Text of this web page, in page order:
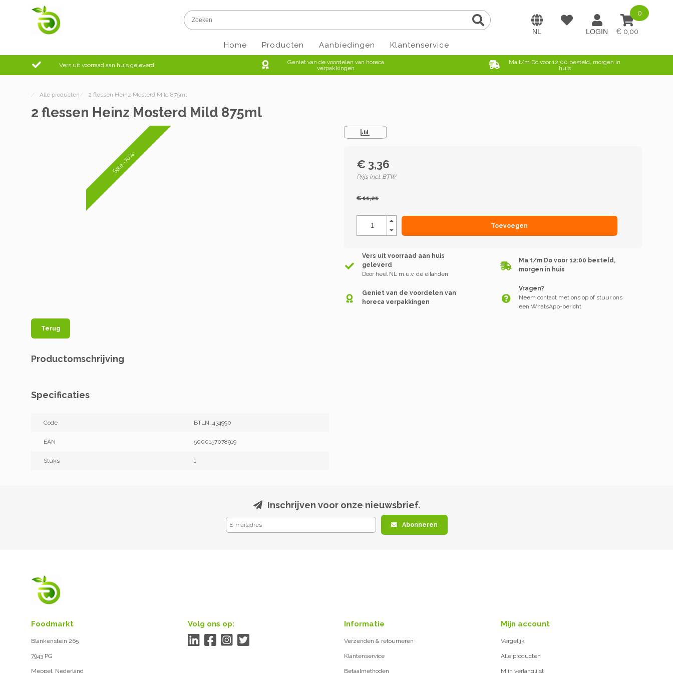
0,00
0
Home Producten Aanbiedingen Klantenservice
Vers uit voorraad aan huis geleverd
Geniet van de voordelen van horeca
verpakkingen
Ma t/m Do voor 12:00 besteld, morgen in
huis
/ Alle producten / 2 flessen Heinz Mosterd Mild 875ml
2 flessen Heinz Mosterd Mild 875ml
Sale -70%
Terug
€ 3,36
Prijs incl. BTW
€ 11,21
Toevoegen
Vers uit voorraad aan huis
geleverd
Door heel NL m.u.v. de eilanden
Ma t/m Do voor 12:00 besteld,
morgen in huis
Geniet van de voordelen van
horeca verpakkingen
Vragen?
Neem contact met ons op of stuur ons
een WhatsApp-bericht
Productomschrijving
Specificaties
Code BTLN_434990
EAN 5000157078919
Stuks 1
Inschrijven voor onze nieuwsbrief.
Abonneren
Foodmarkt
Blankenstein 265
7943 PG
Meppel, Nederland
Volg ons op: Informatie
Verzenden & retourneren
Klantenservice
Betaalmethoden
Mijn account
Vergelijk
Alle producten
Mijn verlanglijst